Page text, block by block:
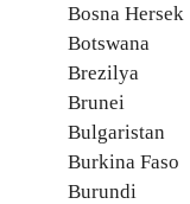
Bosna Hersek
Botswana
Brezilya
Brunei
Bulgaristan
Burkina Faso
Burundi